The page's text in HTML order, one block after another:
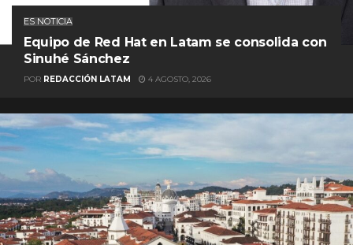
ES NOTICIA
Equipo de Red Hat en Latam se consolida con
Sinuhé Sánchez
POR REDACCIÓN LATAM 4 AGOSTO, 2026